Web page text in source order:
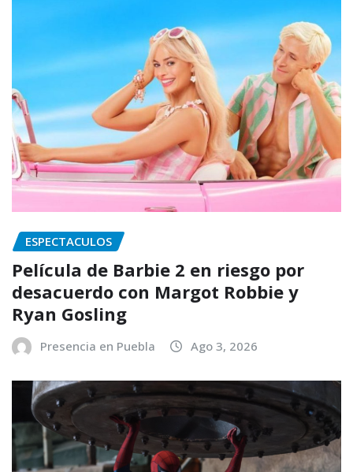
ESPECTACULOS
Película de Barbie 2 en riesgo por
desacuerdo con Margot Robbie y
Ryan Gosling
Presencia en Puebla Ago 3, 2026